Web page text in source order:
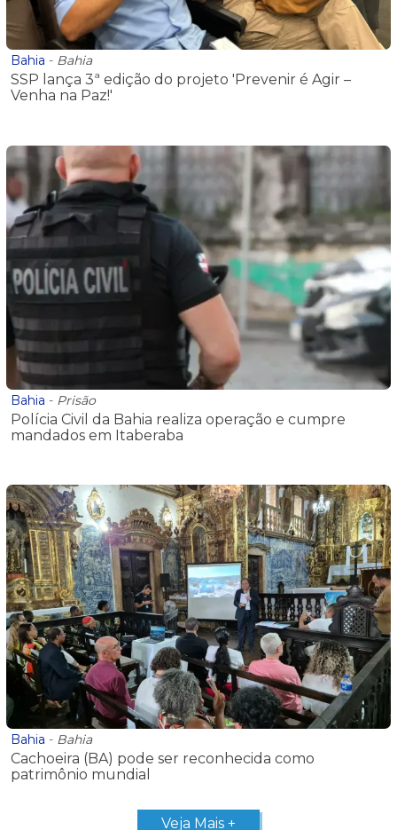
Bahia - Bahia
SSP lança 3ª edição do projeto 'Prevenir é Agir –
Venha na Paz!'
Bahia - Prisão
Polícia Civil da Bahia realiza operação e cumpre
mandados em Itaberaba
Bahia - Bahia
Cachoeira (BA) pode ser reconhecida como
patrimônio mundial
Veja Mais +